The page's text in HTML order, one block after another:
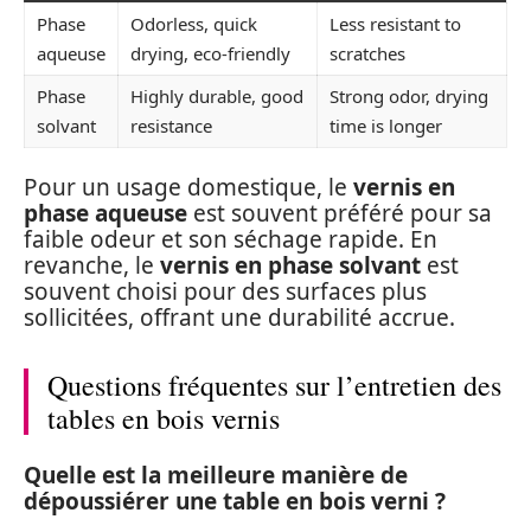
Phase
aqueuse
Odorless, quick
drying, eco-friendly
Less resistant to
scratches
Phase
solvant
Highly durable, good
resistance
Strong odor, drying
time is longer
Pour un usage domestique, le vernis en
phase aqueuse est souvent préféré pour sa
faible odeur et son séchage rapide. En
revanche, le vernis en phase solvant est
souvent choisi pour des surfaces plus
sollicitées, offrant une durabilité accrue.
Questions fréquentes sur l’entretien des
tables en bois vernis
Quelle est la meilleure manière de
dépoussiérer une table en bois verni ?